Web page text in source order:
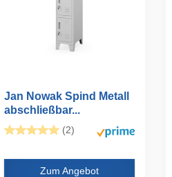
Jan Nowak Spind Metall
abschließbar...
(2)
Zum Angebot